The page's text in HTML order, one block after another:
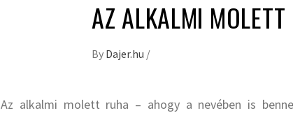
AZ ALKALMI
By Dajer.hu /
Az alkalmi molett ruha – ahogy a nevében is